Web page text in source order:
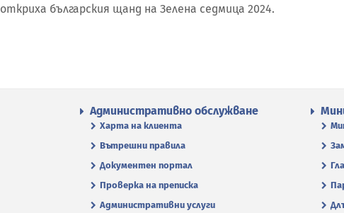
българския щанд на Зелена седмица 2024.
Административно обслужване
Харта на клиента
Вътрешни правила
Документен портал
Проверка на преписка
Административни услуги